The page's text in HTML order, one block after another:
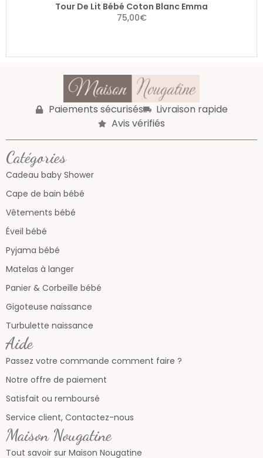
Tour De Lit Bébé Coton Blanc Emma
75,00€
Paiements sécurisés
Livraison rapide
Avis vérifiés
Catégories
Cadeau baby Shower
Cape de bain bébé
Vêtements bébé
Éveil bébé
Pyjama bébé
Matelas à langer
Panier & Corbeille bébé
Gigoteuse naissance
Turbulette naissance
Aide
Passez votre commande comment faire ?
Notre offre de paiement
Satisfait ou remboursé
Service client, Contactez-nous
Maison Nougatine
Tout savoir sur Maison Nougatine